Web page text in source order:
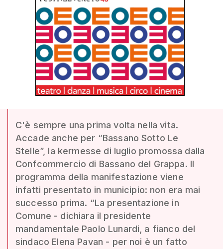
C'è sempre una prima volta nella vita.
Accade anche per “Bassano Sotto Le
Stelle”, la kermesse di luglio promossa dalla
Confcommercio di Bassano del Grappa. Il
programma della manifestazione viene
infatti presentato in municipio: non era mai
successo prima. “La presentazione in
Comune - dichiara il presidente
mandamentale Paolo Lunardi, a fianco del
sindaco Elena Pavan - per noi è un fatto